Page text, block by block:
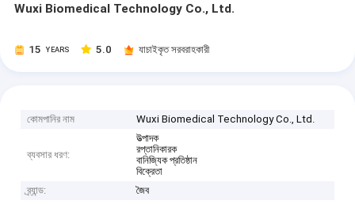
Wuxi Biomedical Technology Co., Ltd.
15 YEARS 5.0 যাচাইকৃত সরবরাহকারী
কোমপানির নাম Wuxi Biomedical Technology Co., Ltd.
ব্যবসার ধরণ:
উত্পাদক
রপ্তানিকারক
বানিজ্যিক প্রতিষ্ঠান
বিক্রেতা
ব্র্যান্ড:
জৈব